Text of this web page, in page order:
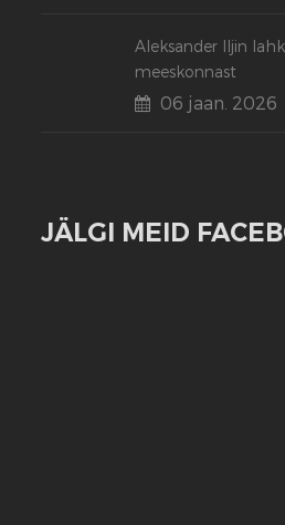
Aleksander Iljin
meeskonnast
06 jaan. 2026
JÄLGI MEID